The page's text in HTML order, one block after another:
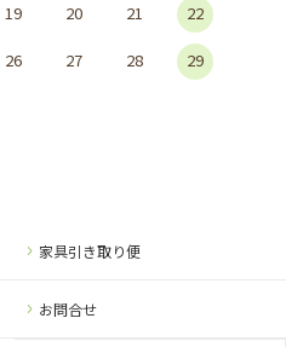
19 20 21 22
26 27 28 29
家具引き取り便
お問合せ